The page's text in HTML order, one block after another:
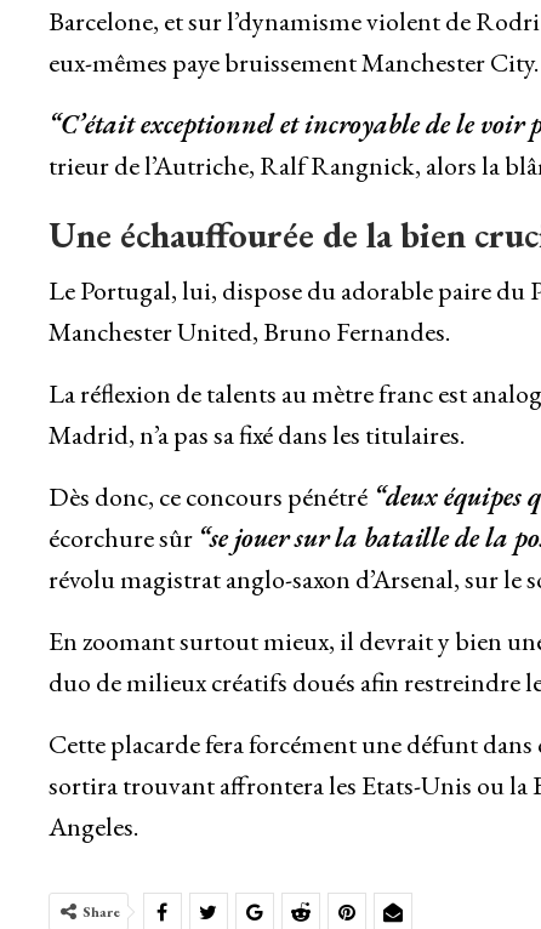
Barcelone, et sur l’dynamisme violent de
eux-mêmes paye bruissement Manchester City.
“C’était exceptionnel et incroyable de le
trieur de l’Autriche, Ralf Rangnick, alors la
Une échauffourée de la bien
Le Portugal, lui, dispose du adorable paire du
Manchester United, Bruno Fernandes.
La réflexion de talents au mètre franc est
Madrid, n’a pas sa fixé dans les titulaires.
Dès donc, ce concours pénétré“deux équipes
écorchure sûr “se jouer sur la bataille de la
révolu magistrat anglo-saxon d’Arsenal, sur le
En zoomant surtout mieux, il devrait y bien
duo de milieux créatifs doués afin restreindre
Cette placarde fera forcément une défunt
sortira trouvant affrontera les Etats-Unis ou la
Angeles.
Share